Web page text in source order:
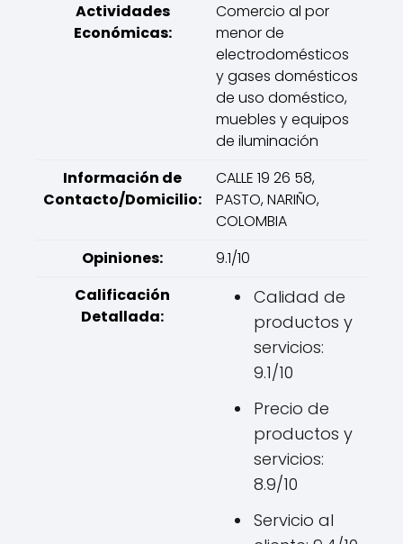
Actividades
Económicas:
Comercio al por
menor de
electrodomésticos
y gases domésticos
de uso doméstico,
muebles y equipos
de iluminación
Información de
Contacto/Domicilio:
CALLE 19 26 58,
PASTO, NARIÑO,
COLOMBIA
Opiniones:
9.1/10
Calificación
Detallada:
Calidad de
productos y
servicios:
9.1/10
Precio de
productos y
servicios:
8.9/10
Servicio al